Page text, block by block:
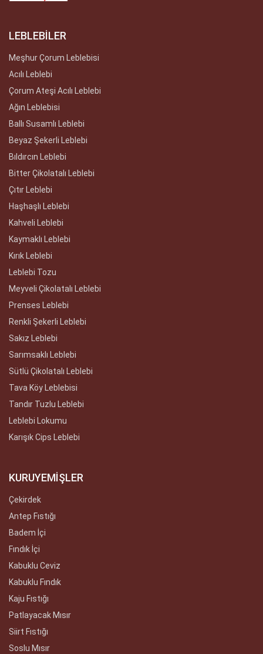
LEBLEBİLER
Meşhur Çorum Leblebisi
Acılı Leblebi
Çorum Ateşi Acılı Leblebi
Ağın Leblebisi
Ballı Susamlı Leblebi
Beyaz Şekerli Leblebi
Bıldırcın Leblebi
Bitter Çikolatalı Leblebi
Çıtır Leblebi
Haşhaşlı Leblebi
Kahveli Leblebi
Kaymaklı Leblebi
Kırık Leblebi
Leblebi Tozu
Meyveli Çikolatalı Leblebi
Prenses Leblebi
Renkli Şekerli Leblebi
Sakız Leblebi
Sarımsaklı Leblebi
Sütlü Çikolatalı Leblebi
Tava Köy Leblebisi
Tandır Tuzlu Leblebi
Leblebi Lokumu
Karışık Cips Leblebi
KURUYEMİŞLER
Çekirdek
Antep Fıstığı
Badem İçi
Fındık İçi
Kabuklu Ceviz
Kabuklu Fındık
Kaju Fıstığı
Patlayacak Mısır
Siirt Fıstığı
Soslu Mısır